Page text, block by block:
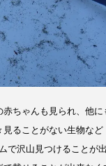
ちゃんも見られ、他
見ることがない生物など
で沢山見つけることが出